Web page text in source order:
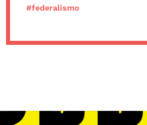
Podcast
OLTRE LA SCUOLA
Classici del Pensiero
#federalismo